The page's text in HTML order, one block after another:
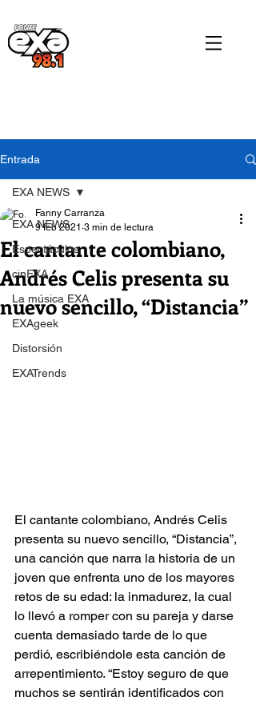
Entrada
EXA NEWS
Espectáculos
cinEXA
La música EXA
EXAgeek
Distorsión
EXATrends
EXA NEWS
El cantante colombiano,
Andrés Celis presenta su
nuevo sencillo, “Distancia”
Fanny Carranza
9 feb 2021 3 min de lectura
El cantante colombiano, Andrés Celis
presenta su nuevo sencillo, “Distancia”,
una canción que narra la historia de un
joven que enfrenta uno de los mayores
retos de su edad: la inmadurez, la cual
lo llevó a romper con su pareja y darse
cuenta demasiado tarde de lo que
perdió, escribiéndole esta canción de
arrepentimiento. “Estoy seguro de que
muchos se sentirán identificados con